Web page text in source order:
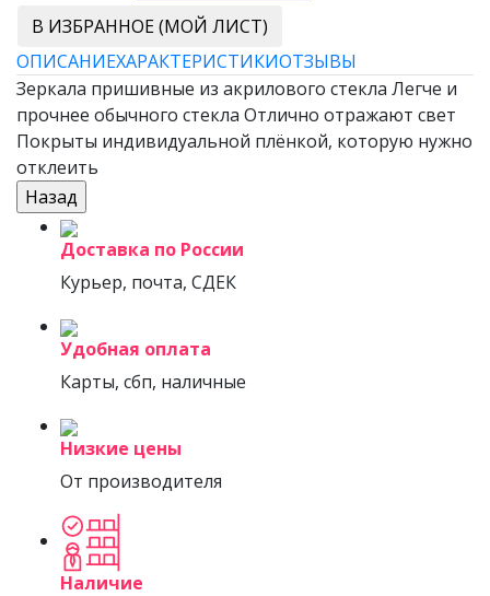
В ИЗБРАННОЕ (МОЙ ЛИСТ)
ОПИСАНИЕХАРАКТЕРИСТИКИОТЗЫВЫ
Зеркала пришивные из акрилового стекла Легче и
прочнее обычного стекла Отлично отражают свет
Покрыты индивидуальной плёнкой, которую нужно
отклеить
Доставка по России
Курьер, почта, СДЕК
Удобная оплата
Карты, сбп, наличные
Низкие цены
От производителя
Наличие